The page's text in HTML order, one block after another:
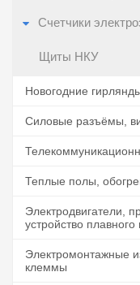
Счетчики
Щиты НКУ
Новогодние
Силовые разъёмы,
Теплые полы,
Электродвигатели,
устройство плавного
Электромонтажные
клеммы